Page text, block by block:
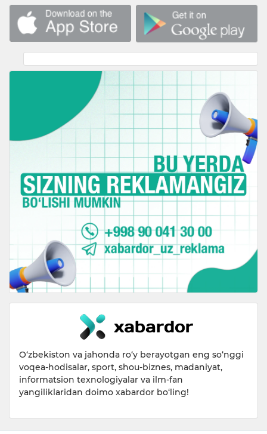
O‘zbekiston va jahonda ro‘y berayotgan eng so‘nggi
voqea-hodisalar, sport, shou-biznes, madaniyat,
informatsion texnologiyalar va ilm-fan
yangiliklaridan doimo xabardor bo‘ling!